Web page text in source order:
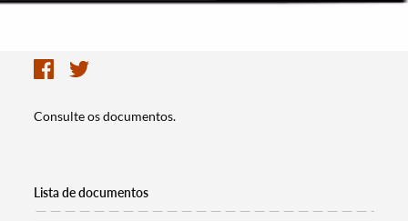
Consulte os documentos.
Lista de documentos